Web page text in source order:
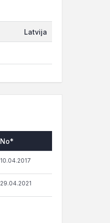
Latvija
No*
10.04.2017
29.04.2021